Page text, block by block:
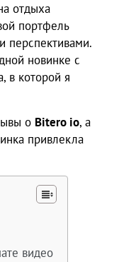
отдыха
портфель
перспективами.
новинке с
в которой я
о Bitero io, а
привлекла
видео